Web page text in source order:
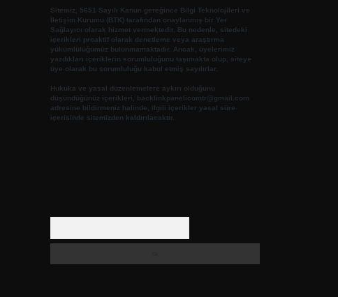
Sitemiz, 5651 Sayılı Kanun gereğince Bilgi Teknolojileri ve
İletişim Kurumu (BTK) tarafından onaylanmış bir Yer
Sağlayıcı olarak hizmet vermektedir. Bu nedenle, sitedeki
içerikleri proaktif olarak denetleme veya araştırma
yükümlülüğümüz bulunmamaktadır. Ancak, üyelerimiz
yazdıkları içeriklerin sorumluluğunu taşımakta olup, siteye
üye olarak bu sorumluluğu kabul etmiş sayılırlar.
Hukuka ve yasal düzenlemelere aykırı olduğunu
düşündüğünüz içerikleri,
backlinkpanelicomtr@gmail.com
adresine bildirmeniz halinde, ilgili içerikler yasal süre
içerisinde sitemizden kaldırılacaktır.